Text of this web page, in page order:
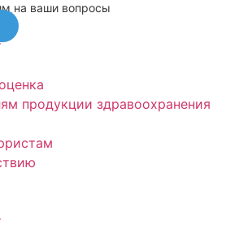
на ваши вопросы
продукции здравоохранения